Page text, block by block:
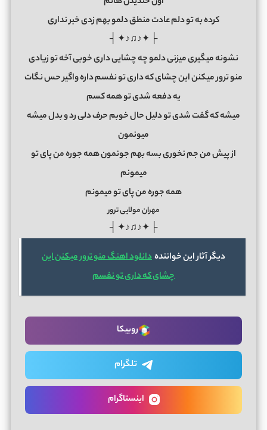
کرده به تو دلم عادت منطق دلمو بهم زدی خبر نداری
├ ✦♪♫♪✦ ┤
نشونه میگیری میزنی دلمو چه چشایی داری خوبی آخه تو زیادی
منو ترور میکنن این چشای که داری تو نفسم داره واگیر حس نگات
یه دفعه شدی تو همه کسم
میشه که گفت شدی تو دلیل حال خوبم حرف دلی رد و بدل میشه
میونمون
از پیش من جم نخوری بسه بهم جونمون همه جوره من پای تو
میمونم
همه جوره من پای تو میمونم
مهران مولایی ترور
├ ✦♪♫♪✦ ┤
دیگر آثار این خوانندهدانلود اهنگ منو ترور میکنن این
چشای که داری تو نفسم
روبیکا
تلگرام
اینستاگرام